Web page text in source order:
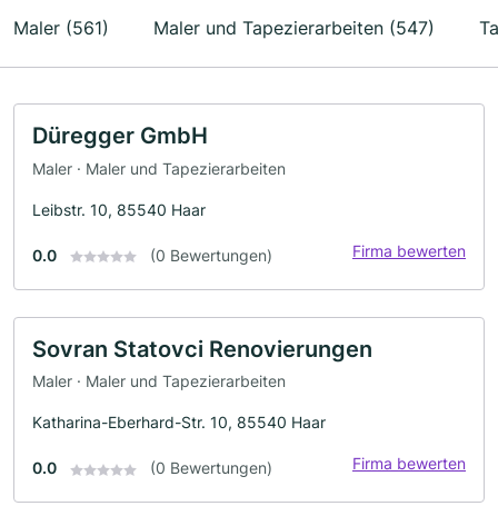
Maler (561) Maler und Tapezierarbeiten (547)
Düregger GmbH
Maler · Maler und Tapezierarbeiten
Leibstr. 10, 85540 Haar
0.0 (0 Bewertungen) Firma bewerten
Sovran Statovci Renovierungen
Maler · Maler und Tapezierarbeiten
Katharina-Eberhard-Str. 10, 85540 Haar
0.0 (0 Bewertungen) Firma bewerten